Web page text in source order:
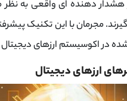
دهنده ‌ای واقعی به
مجرمان با این تکنیک
در اکوسیستم ارزهای
ارزهای دیجیتال